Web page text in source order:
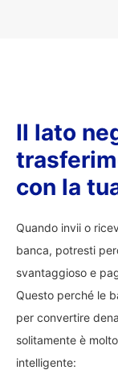
Il lato
con la
Quando invii o
banca, potresti
svantaggioso e
Questo perché le
per convertire
solitamente è
intelligente: